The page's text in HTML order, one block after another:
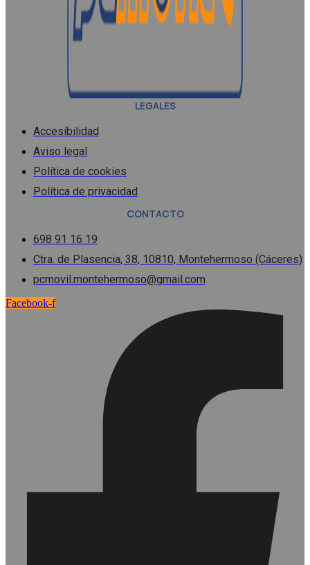
LEGALES
Accesibilidad
Aviso legal
Política de cookies
Política de privacidad
CONTACTO
698 91 16 19
Ctra. de Plasencia, 38, 10810, Montehermoso (Cáceres)
pcmovil.montehermoso@gmail.com
Facebook-f